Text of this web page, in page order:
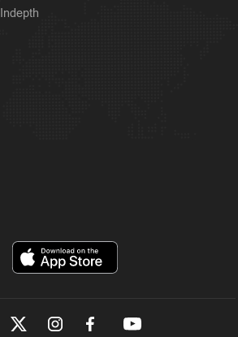
Indepth